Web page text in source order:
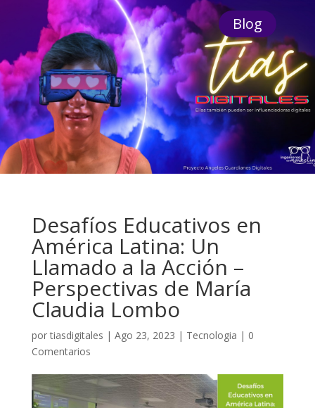
Blog
Desafíos Educativos en
América Latina: Un
Llamado a la Acción –
Perspectivas de María
Claudia Lombo
portiasdigitales | Ago 23, 2023 | Tecnologia | 0
Comentarios